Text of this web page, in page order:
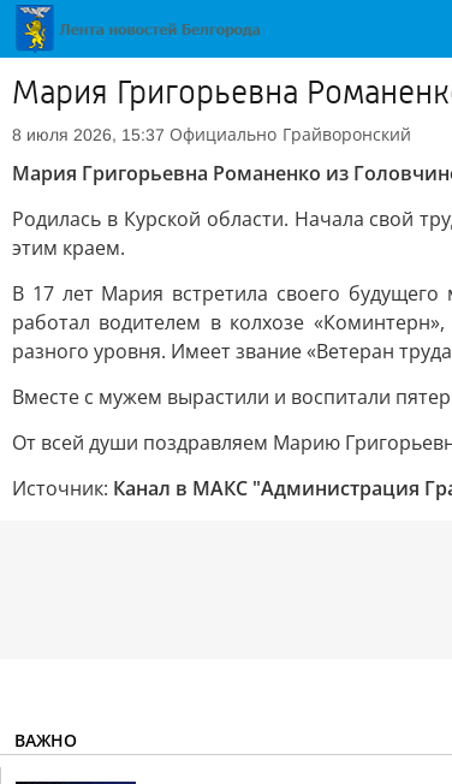
Мария Григорьевна
8 июля 2026, 15:37 Официально Грайворонский
Мария Григорьевна Романенко из
Родилась в Курской области. Начала свой
этим краем.
В 17 лет Мария встретила своего
работал водителем в колхозе
разного уровня. Имеет звание «Ветеран
Вместе с мужем вырастили и воспитали
От всей души поздравляем Марию
Источник: Канал в МАКС "Администрация
ВАЖНО